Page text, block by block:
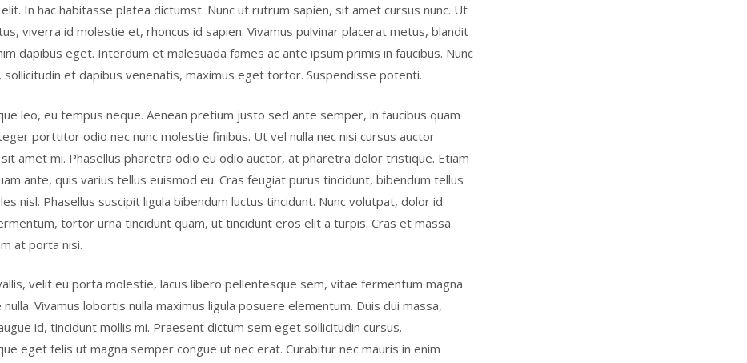
In hac habitasse platea dictumst. Nunc ut rutrum sapien, sit amet cursus nunc. Ut
viverra id molestie et, rhoncus id sapien. Vivamus pulvinar placerat metus, blandit
dapibus eget. Interdum et malesuada fames ac ante ipsum primis in faucibus. Nunc
sollicitudin et dapibus venenatis, maximus eget tortor. Suspendisse potenti.
leo, eu tempus neque. Aenean pretium justo sed ante semper, in faucibus quam
porttitor odio nec nunc molestie finibus. Ut vel nulla nec nisi cursus auctor
amet mi. Phasellus pharetra odio eu odio auctor, at pharetra dolor tristique. Etiam
ante, quis varius tellus euismod eu. Cras feugiat purus tincidunt, bibendum tellus
nisl. Phasellus suscipit ligula bibendum luctus tincidunt. Nunc volutpat, dolor id
tortor urna tincidunt quam, ut tincidunt eros elit a turpis. Cras et massa
at porta nisi.
velit eu porta molestie, lacus libero pellentesque sem, vitae fermentum magna
Vivamus lobortis nulla maximus ligula posuere elementum. Duis dui massa,
id, tincidunt mollis mi. Praesent dictum sem eget sollicitudin cursus.
eget felis ut magna semper congue ut nec erat. Curabitur nec mauris in enim